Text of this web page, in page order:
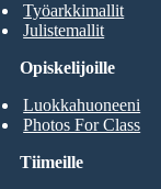
Opiskelijoille
Luokkahuoneeni
Photos For Class
Työarkkimallit
Julistemallit
Tiimeille